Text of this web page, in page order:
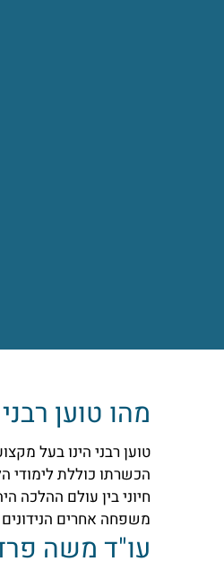
מהו טוען רבני
טוען רבני הינו בעל
הכשרתו כוללת לימודי
חיוני בין עולם ההלכה
משפחה אחרים הנידונים
עו"ד משה